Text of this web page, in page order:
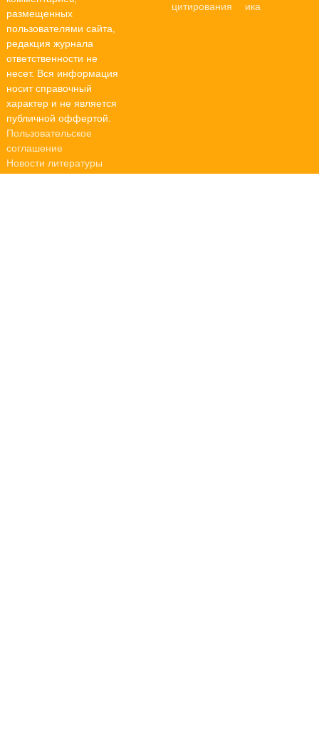
размещенных
пользователями сайта,
редакция журнала
ответственности не
несет. Вся информация
носит справочный
характер и не является
публичной оффертой.
Пользовательское
соглашение
Новости литературы